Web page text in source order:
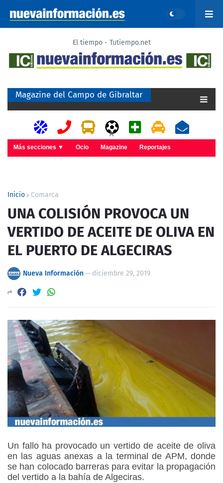
El tiempo - Tutiempo.net
Magazine del Campo de Gibraltar
A
Más secciones ▼ Ocio Magazine Reportajes
Inicio Comarca
UNA COLISIÓN PROVOCA UN
VERTIDO DE ACEITE DE OLIVA EN
EL PUERTO DE ALGECIRAS
Nueva Información— diciembre 29, 2019
Un fallo ha provocado un vertido de aceite de oliva
en las aguas anexas a la terminal de APM, donde
se han colocado barreras para evitar la propagación
del vertido a la bahía de Algeciras.